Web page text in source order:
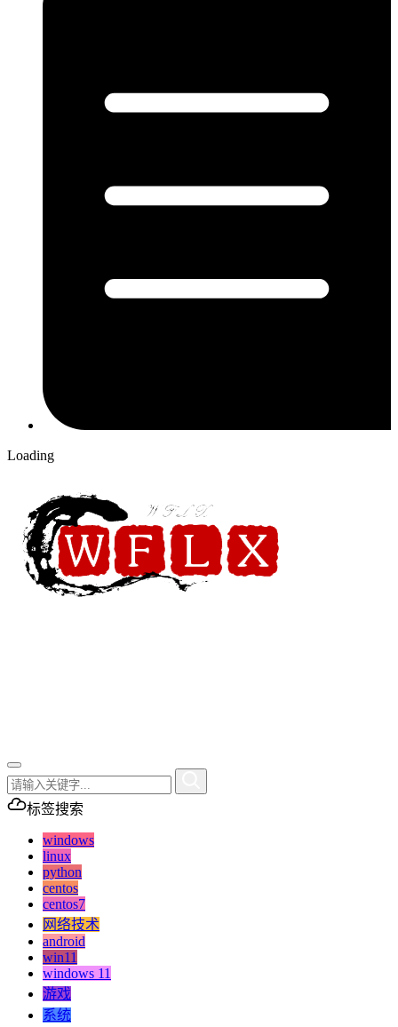
Loading
标签搜索
windows
linux
python
centos
centos7
网络技术
android
win11
windows 11
游戏
系统